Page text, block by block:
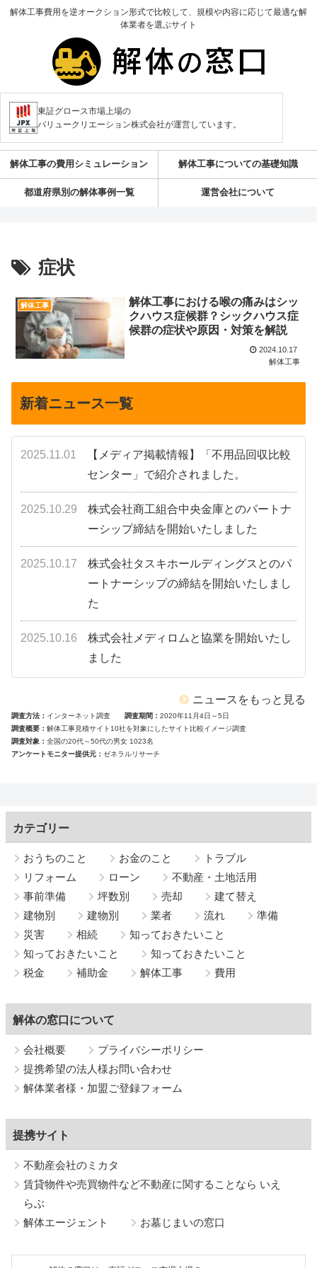
解体工事費用を逆オークション形式で比較して、規模や内容に応じて最適な解
体業者を選ぶサイト
東証グロース市場上場の
バリュークリエーション株式会社が運営しています。
解体工事の費用シミュレーション 解体工事についての基礎知識
都道府県別の解体事例一覧 運営会社について
症状
解体工事
解体工事における喉の痛みはシッ
クハウス症候群？シックハウス症
候群の症状や原因・対策を解説
2024.10.17
解体工事
新着ニュース一覧
2025.11.01
【メディア掲載情報】「不用品回収比較
センター」で紹介されました。
2025.10.29
株式会社商工組合中央金庫とのパートナ
ーシップ締結を開始いたしました
2025.10.17
株式会社タスキホールディングスとのパ
ートナーシップの締結を開始いたしまし
た
2025.10.16
株式会社メディロムと協業を開始いたし
ました
ニュースをもっと見る
調査方法 インターネット調査 調査期間
2020年11月4日～5日
調査概要
解体工事見積サイト10社を対象にしたサイト比較イメージ調査
調査対象
全国の20代～50代の男女 1023名
アンケートモニター提供元
ゼネラルリサーチ
カテゴリー
おうちのこと お金のこと
トラブル
リフォーム
ローン
不動産・土地活用
事前準備
坪数別 売却
建て替え
建物別
建物別 業者 流れ
準備
災害
相続
知っておきたいこと
知っておきたいこと
知っておきたいこと
税金
補助金 解体工事 費用
解体の窓口について
会社概要
プライバシーポリシー
提携希望の法人様お問い合わせ
解体業者様・加盟ご登録フォーム
提携サイト
不動産会社のミカタ
賃貸物件や売買物件など不動産に関することなら いえ
らぶ
解体エージェント
お墓じまいの窓口